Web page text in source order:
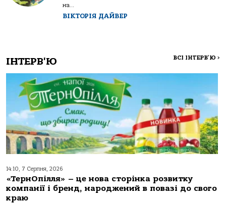
на...
ВІКТОРІЯ ДАЙВЕР
ІНТЕРВ'Ю ВСІ ІНТЕРВ'Ю >
14:10, 7 Серпня, 2026
«ТернОпілля» – це нова сторінка розвитку
компанії і бренд, народжений в повазі до свого
краю